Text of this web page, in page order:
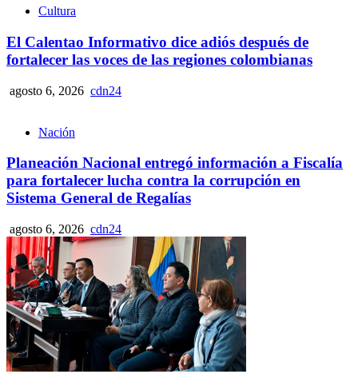
Cultura
El Calentao Informativo dice adiós después de
fortalecer las voces de las regiones colombianas
agosto 6, 2026 cdn24
Nación
Planeación Nacional entregó información a Fiscalía
para fortalecer lucha contra la corrupción en
Sistema General de Regalías
agosto 6, 2026 cdn24